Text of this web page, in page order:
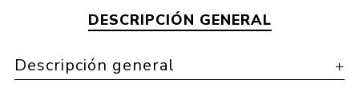
DESCRIPCIÓN GENERAL
Descripción general